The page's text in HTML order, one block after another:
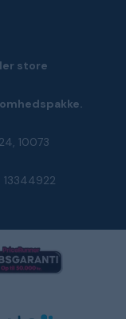
store
10073
13344922